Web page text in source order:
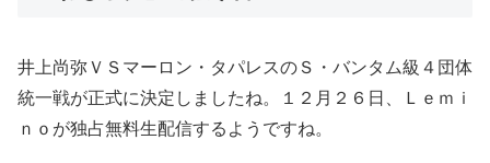
井上尚弥ＶＳマーロン・タパレスのＳ・バンタム級４団体
統一戦が正式に決定しましたね。１２月２６日、Ｌｅｍｉ
ｎｏが独占無料生配信するようですね。